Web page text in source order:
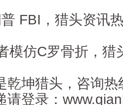
FBI，猎头资讯
仿C罗骨折，猎
乾坤猎头，咨询
请登录：